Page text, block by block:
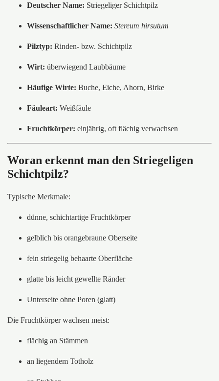
Deutscher Name: Striegeliger Schichtpilz
Wissenschaftlicher Name: Stereum hirsutum
Pilztyp: Rinden- bzw. Schichtpilz
Wirt: überwiegend Laubbäume
Häufige Wirte: Buche, Eiche, Ahorn, Birke
Fäuleart: Weißfäule
Fruchtkörper: einjährig, oft flächig verwachsen
Woran erkennt man den Striegeligen
Schichtpilz?
Typische Merkmale:
dünne, schichtartige Fruchtkörper
gelblich bis orangebraune Oberseite
fein striegelig behaarte Oberfläche
glatte bis leicht gewellte Ränder
Unterseite ohne Poren (glatt)
Die Fruchtkörper wachsen meist:
flächig an Stämmen
an liegendem Totholz